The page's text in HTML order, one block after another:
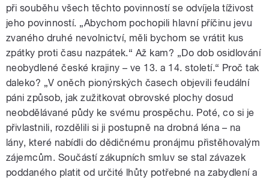
při souběhu všech těchto povinností se odvíjela tíživost
jeho povinností. „Abychom pochopili hlavní příčinu jevu
zvaného druhé nevolnictví, měli bychom se vrátit kus
zpátky proti času nazpátek.“ Až kam? „Do dob osidlování
neobydlené české krajiny – ve 13. a 14. století.“ Proč tak
daleko? „V oněch pionýrských časech objevili feudální
páni způsob, jak zužitkovat obrovské plochy dosud
neobdělávané půdy ke svému prospěchu. Poté, co si je
přivlastnili, rozdělili si ji postupně na drobná léna – na
lány, které nabídli do dědičnému pronájmu přistěhovalým
zájemcům. Součástí zákupních smluv se stal závazek
poddaného platit od určité lhůty potřebné na zabydlení a